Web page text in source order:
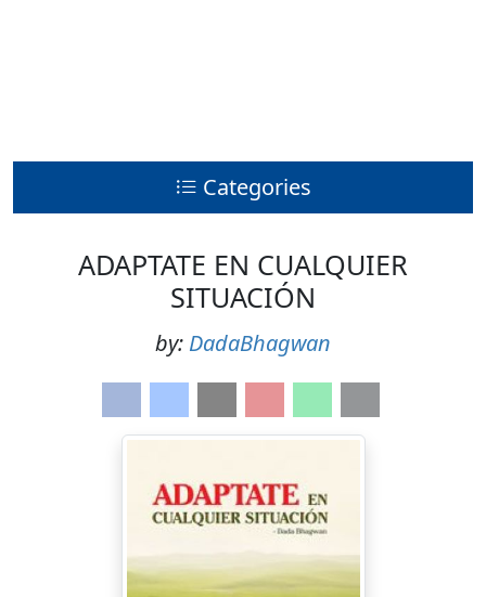
Categories
ADAPTATE EN CUALQUIER
SITUACIÓN
by: DadaBhagwan